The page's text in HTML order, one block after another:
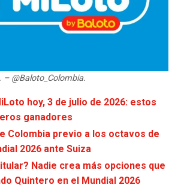
@Baloto_Colombia.
hoy, 3 de julio de 2026: estos
ganadores
Colombia previo a los octavos de
2026 ante Suiza
Nadie crea más opciones que
Quintero en el Mundial 2026